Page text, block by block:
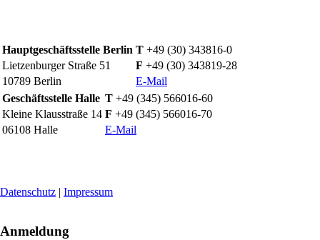
Hauptgeschäftsstelle Berlin T +49 (30) 343816-0
Lietzenburger Straße 51
F +49 (30) 343819-28
10789 Berlin
E-Mail
Geschäftsstelle Halle T +49 (345) 566016-60
Kleine Klausstraße 14 F +49 (345) 566016-70
06108 Halle
E-Mail
Datenschutz Impressum
Anmeldung